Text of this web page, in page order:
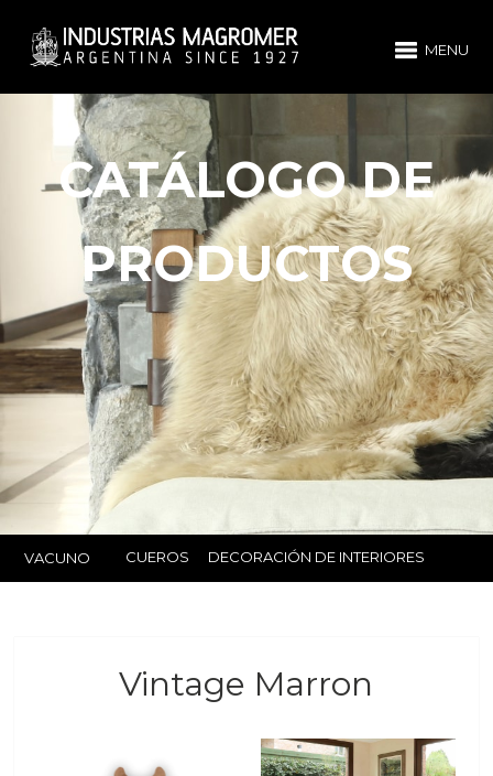
MENU
CATÁLOGO DE
PRODUCTOS
VACUNO CUEROS DECORACIÓN DE INTERIORES
Vintage Marron